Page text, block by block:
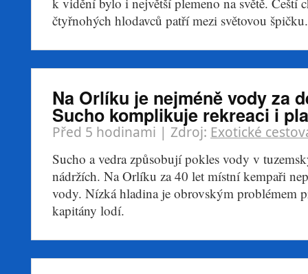
čtyřnohých hlodavců patří mezi světovou špičku.
Na Orlíku je nejméně vody za
Sucho komplikuje rekreaci i
Před 5 hodinami | Zdroj: Exotické
Sucho a vedra způsobují pokles vody v
nádržích. Na Orlíku za 40 let místní kempaři
vody. Nízká hladina je obrovským problémem
kapitány lodí.